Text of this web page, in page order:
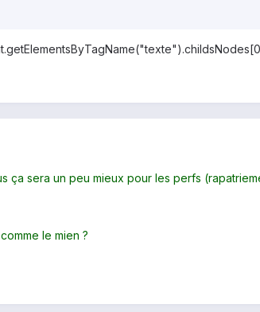
ça sera un peu mieux pour les perfs
le mien ?